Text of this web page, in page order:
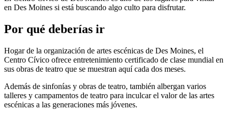
en Des Moines si está buscando algo culto para disfrutar.
Por qué deberías ir
Hogar de la organización de artes escénicas de Des Moines, el
Centro Cívico ofrece entretenimiento certificado de clase mundial en
sus obras de teatro que se muestran aquí cada dos meses.
Además de sinfonías y obras de teatro, también albergan varios
talleres y campamentos de teatro para inculcar el valor de las artes
escénicas a las generaciones más jóvenes.